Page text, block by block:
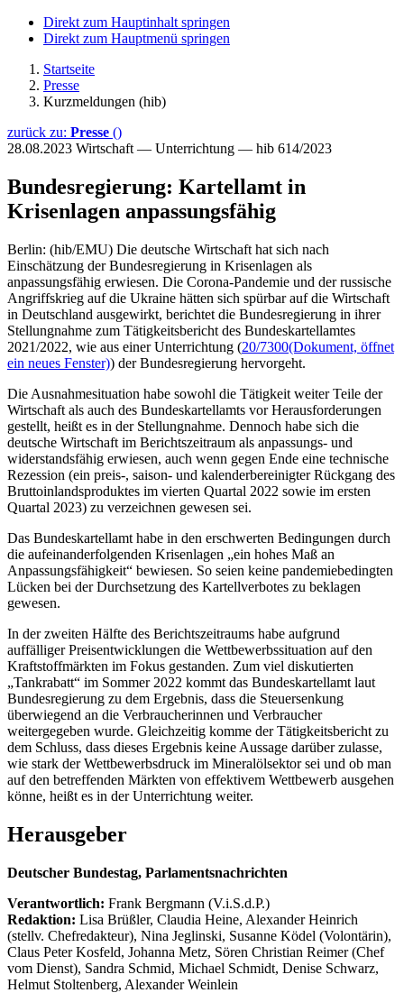
Direkt zum Hauptinhalt springen
Direkt zum Hauptmenü springen
Startseite
Presse
Kurzmeldungen (hib)
zurück zu: Presse ()
28.08.2023 Wirtschaft — Unterrichtung — hib 614/2023
Bundesregierung: Kartellamt in
Krisenlagen anpassungsfähig
Berlin: (hib/EMU) Die deutsche Wirtschaft hat sich nach
Einschätzung der Bundesregierung in Krisenlagen als
anpassungsfähig erwiesen. Die Corona-Pandemie und der russische
Angriffskrieg auf die Ukraine hätten sich spürbar auf die Wirtschaft
in Deutschland ausgewirkt, berichtet die Bundesregierung in ihrer
Stellungnahme zum Tätigkeitsbericht des Bundeskartellamtes
2021/2022, wie aus einer Unterrichtung (20/7300(Dokument, öffnet
ein neues Fenster)) der Bundesregierung hervorgeht.
Die Ausnahmesituation habe sowohl die Tätigkeit weiter Teile der
Wirtschaft als auch des Bundeskartellamts vor Herausforderungen
gestellt, heißt es in der Stellungnahme. Dennoch habe sich die
deutsche Wirtschaft im Berichtszeitraum als anpassungs- und
widerstandsfähig erwiesen, auch wenn gegen Ende eine technische
Rezession (ein preis-, saison- und kalenderbereinigter Rückgang des
Bruttoinlandsproduktes im vierten Quartal 2022 sowie im ersten
Quartal 2023) zu verzeichnen gewesen sei.
Das Bundeskartellamt habe in den erschwerten Bedingungen durch
die aufeinanderfolgenden Krisenlagen „ein hohes Maß an
Anpassungsfähigkeit“ bewiesen. So seien keine pandemiebedingten
Lücken bei der Durchsetzung des Kartellverbotes zu beklagen
gewesen.
In der zweiten Hälfte des Berichtszeitraums habe aufgrund
auffälliger Preisentwicklungen die Wettbewerbssituation auf den
Kraftstoffmärkten im Fokus gestanden. Zum viel diskutierten
„Tankrabatt“ im Sommer 2022 kommt das Bundeskartellamt laut
Bundesregierung zu dem Ergebnis, dass die Steuersenkung
überwiegend an die Verbraucherinnen und Verbraucher
weitergegeben wurde. Gleichzeitig komme der Tätigkeitsbericht zu
dem Schluss, dass dieses Ergebnis keine Aussage darüber zulasse,
wie stark der Wettbewerbsdruck im Mineralölsektor sei und ob man
auf den betreffenden Märkten von effektivem Wettbewerb ausgehen
könne, heißt es in der Unterrichtung weiter.
Herausgeber
Deutscher Bundestag, Parlamentsnachrichten
Verantwortlich: Frank Bergmann (V.i.S.d.P.)
Redaktion: Lisa Brüßler, Claudia Heine, Alexander Heinrich
(stellv. Chefredakteur), Nina Jeglinski, Susanne Ködel (Volontärin),
Claus Peter Kosfeld, Johanna Metz, Sören Christian Reimer (Chef
vom Dienst), Sandra Schmid, Michael Schmidt, Denise Schwarz,
Helmut Stoltenberg, Alexander Weinlein